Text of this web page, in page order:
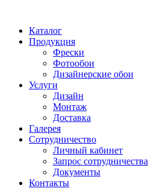
Каталог
Продукция
Фрески
Фотообои
Дизайнерские обои
Услуги
Дизайн
Монтаж
Доставка
Галерея
Сотрудничество
Личный кабинет
Запрос сотрудничества
Документы
Контакты